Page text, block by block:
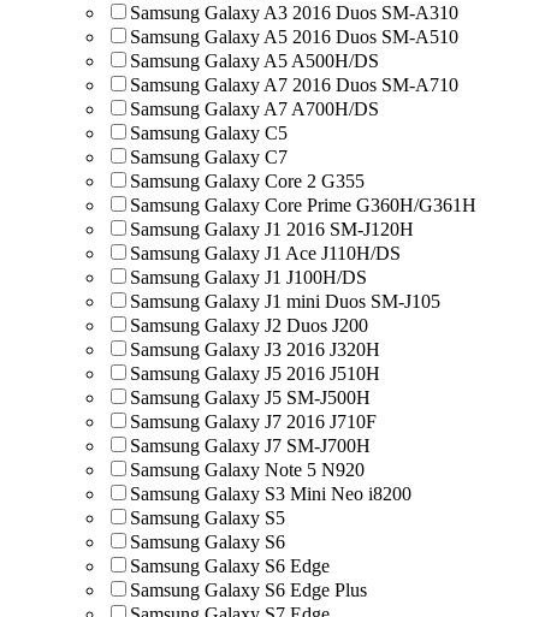
Samsung Galaxy A3 2016 Duos SM-A310
Samsung Galaxy A5 2016 Duos SM-A510
Samsung Galaxy A5 A500H/DS
Samsung Galaxy A7 2016 Duos SM-A710
Samsung Galaxy A7 A700H/DS
Samsung Galaxy C5
Samsung Galaxy C7
Samsung Galaxy Core 2 G355
Samsung Galaxy Core Prime G360H/G361H
Samsung Galaxy J1 2016 SM-J120H
Samsung Galaxy J1 Ace J110H/DS
Samsung Galaxy J1 J100H/DS
Samsung Galaxy J1 mini Duos SM-J105
Samsung Galaxy J2 Duos J200
Samsung Galaxy J3 2016 J320H
Samsung Galaxy J5 2016 J510H
Samsung Galaxy J5 SM-J500H
Samsung Galaxy J7 2016 J710F
Samsung Galaxy J7 SM-J700H
Samsung Galaxy Note 5 N920
Samsung Galaxy S3 Mini Neo i8200
Samsung Galaxy S5
Samsung Galaxy S6
Samsung Galaxy S6 Edge
Samsung Galaxy S6 Edge Plus